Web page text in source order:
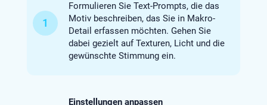
1
Formulieren Sie Text-Prompts, die das
Motiv beschreiben, das Sie in Makro-
Detail erfassen möchten. Gehen Sie
dabei gezielt auf Texturen, Licht und die
gewünschte Stimmung ein.
Einstellungen anpassen